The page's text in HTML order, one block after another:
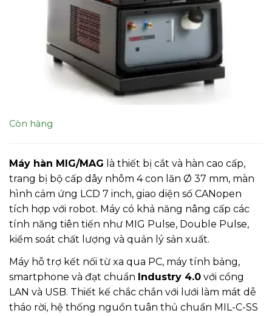
Còn hàng
Máy hàn MIG/MAG là thiết bị cắt và hàn cao cấp,
trang bị bộ cấp dây nhôm 4 con lăn Ø 37 mm, màn
hình cảm ứng LCD 7 inch, giao diện số CANopen
tích hợp với robot. Máy có khả năng nâng cấp các
tính năng tiên tiến như MIG Pulse, Double Pulse,
kiểm soát chất lượng và quản lý sản xuất.
Máy hỗ trợ kết nối từ xa qua PC, máy tính bảng,
smartphone và đạt chuẩn Industry 4.0 với cổng
LAN và USB. Thiết kế chắc chắn với lưới làm mát dễ
tháo rời, hệ thống nguồn tuân thủ chuẩn MIL-C-SS